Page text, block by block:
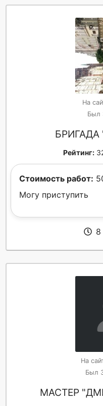
На
Был
БРИГАДА
Рейтинг:
Стоимость работ:
Могу приступить
8
На
Был
МАСТЕР